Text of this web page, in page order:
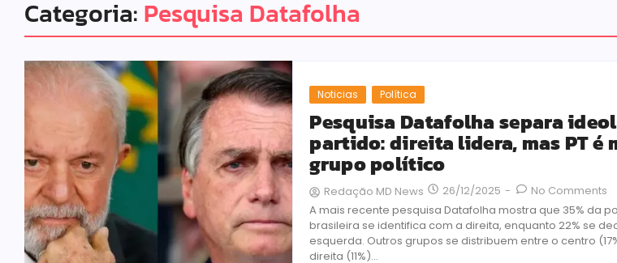
Categoria: Pesquisa Datafolha
Noticias Política
Pesquisa Datafolha separa
partido: direita lidera, mas PT é
grupo político
Redação MD News 26/12/2025 -
No Comments
A mais recente pesquisa Datafolha mostra que 35% da
brasileira se identifica com a direita, enquanto 22% se
esquerda. Outros grupos se distribuem entre o centro
direita (11%)...